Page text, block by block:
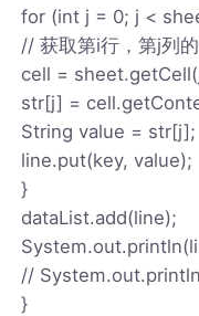
for (int j = 0; j <
// 获取第i行，第j列
cell =
str[j] =
String value = str[j];
line.put(key, value);
}
dataList.add(line);
//
}